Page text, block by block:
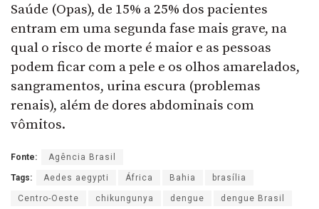
Saúde (Opas), de 15% a 25% dos pacientes
entram em uma segunda fase mais grave, na
qual o risco de morte é maior e as pessoas
podem ficar com a pele e os olhos amarelados,
sangramentos, urina escura (problemas
renais), além de dores abdominais com
vômitos.
Fonte: Agência Brasil
Tags: Aedes aegypti África Bahia brasília
Centro-Oeste chikungunya dengue dengue Brasil